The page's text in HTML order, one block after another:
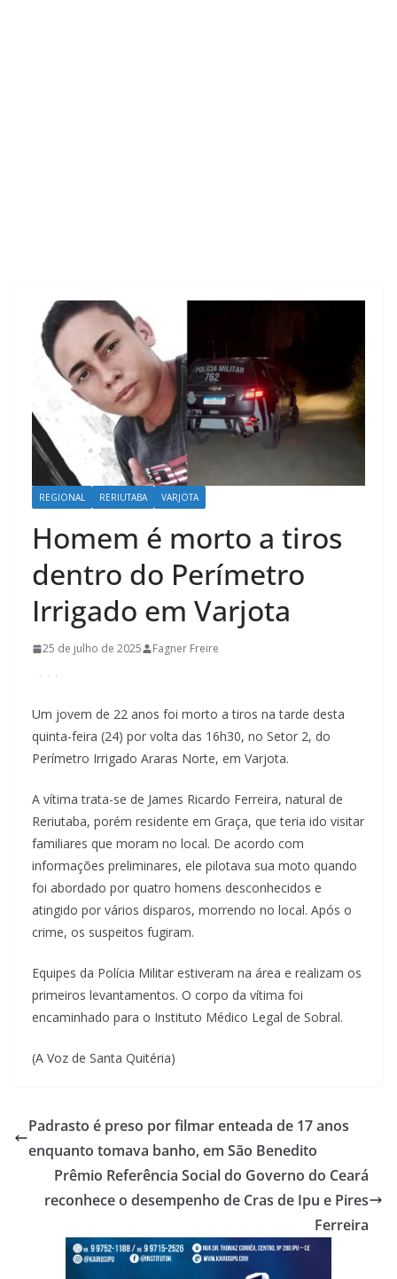
REGIONAL RERIUTABA VARJOTA
Homem é morto a tiros
dentro do Perímetro
Irrigado em Varjota
25 de julho de 2025 Fagner Freire
Um jovem de 22 anos foi morto a tiros na tarde desta
quinta-feira (24) por volta das 16h30, no Setor 2, do
Perímetro Irrigado Araras Norte, em Varjota.
A vítima trata-se de James Ricardo Ferreira, natural de
Reriutaba, porém residente em Graça, que teria ido visitar
familiares que moram no local. De acordo com
informações preliminares, ele pilotava sua moto quando
foi abordado por quatro homens desconhecidos e
atingido por vários disparos, morrendo no local. Após o
crime, os suspeitos fugiram.
Equipes da Polícia Militar estiveram na área e realizam os
primeiros levantamentos. O corpo da vítima foi
encaminhado para o Instituto Médico Legal de Sobral.
(A Voz de Santa Quitéria)
Padrasto é preso por filmar enteada de 17 anos
enquanto tomava banho, em São Benedito
Prêmio Referência Social do Governo do Ceará
reconhece o desempenho de Cras de Ipu e Pires
Ferreira